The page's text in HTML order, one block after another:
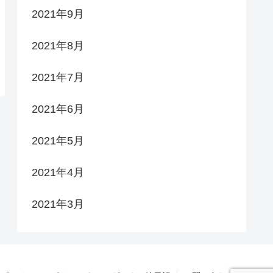
2021年9月
2021年8月
2021年7月
2021年6月
2021年5月
2021年4月
2021年3月